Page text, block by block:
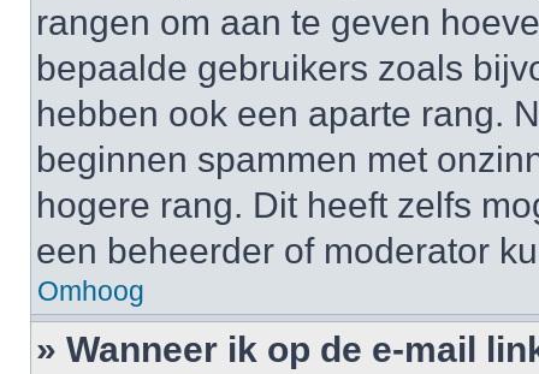
rangen om aan te geven
bepaalde gebruikers zoals
hebben ook een aparte rang.
beginnen spammen met
hogere rang. Dit heeft zelfs
een beheerder of moderator
Omhoog
» Wanneer ik op de e-mail